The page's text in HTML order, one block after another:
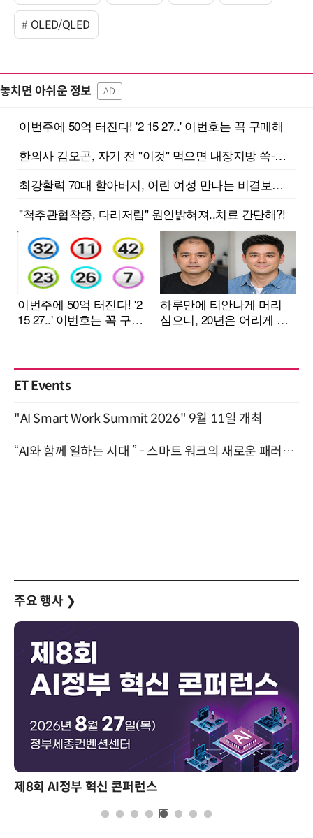
OLED/QLED
놓치면 아쉬운 정보 AD
ET Events
"AI Smart Work Summit 2026" 9월 11일 개최
“AI와 함께 일하는 시대 ” - 스마트 워크의 새로운 패러다임 (9/11)
주요 행사 ❯
제8회 AI정부 혁신 콘퍼런스